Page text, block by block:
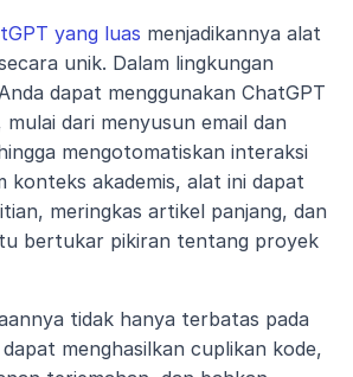
yang luas menjadikannya alat
unik. Dalam lingkungan
dapat menggunakan ChatGPT
dari menyusun email dan
mengotomatiskan interaksi
konteks akademis, alat ini dapat
meringkas artikel panjang, dan
bertukar pikiran tentang proyek
tidak hanya terbatas pada
menghasilkan cuplikan kode,